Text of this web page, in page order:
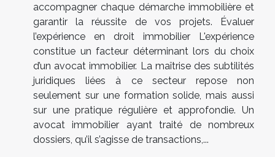
accompagner chaque démarche immobilière et
garantir la réussite de vos projets. Évaluer
l’expérience en droit immobilier L'expérience
constitue un facteur déterminant lors du choix
d’un avocat immobilier. La maîtrise des subtilités
juridiques liées à ce secteur repose non
seulement sur une formation solide, mais aussi
sur une pratique régulière et approfondie. Un
avocat immobilier ayant traité de nombreux
dossiers, qu’il s’agisse de transactions,...